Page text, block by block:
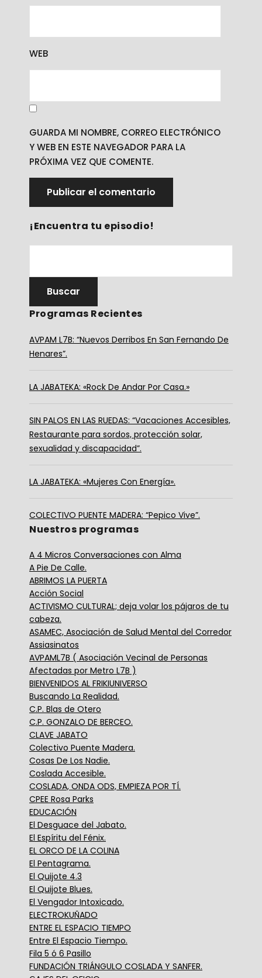
WEB
GUARDA MI NOMBRE, CORREO ELECTRÓNICO
Y WEB EN ESTE NAVEGADOR PARA LA
PRÓXIMA VEZ QUE COMENTE.
¡Encuentra tu episodio!
Programas Recientes
AVPAM L7B: “Nuevos Derribos En San Fernando De
Henares”.
LA JABATEKA: «Rock De Andar Por Casa.»
SIN PALOS EN LAS RUEDAS: “Vacaciones Accesibles,
Restaurante para sordos, protección solar,
sexualidad y discapacidad”.
LA JABATEKA: «Mujeres Con Energía».
COLECTIVO PUENTE MADERA: “Pepico Vive”.
Nuestros programas
A 4 Micros Conversaciones con Alma
A Pie De Calle.
ABRIMOS LA PUERTA
Acción Social
ACTIVISMO CULTURAL; deja volar los pájaros de tu
cabeza.
ASAMEC, Asociación de Salud Mental del Corredor
Assiasinatos
AVPAML7B ( Asociación Vecinal de Personas
Afectadas por Metro L7B )
BIENVENIDOS AL FRIKIUNIVERSO
Buscando La Realidad.
C.P. Blas de Otero
C.P. GONZALO DE BERCEO.
CLAVE JABATO
Colectivo Puente Madera.
Cosas De Los Nadie.
Coslada Accesible.
COSLADA, ONDA ODS, EMPIEZA POR TÍ.
CPEE Rosa Parks
EDUCACIÓN
El Desguace del Jabato.
El Espíritu del Fénix.
EL ORCO DE LA COLINA
El Pentagrama.
El Quijote 4.3
El Quijote Blues.
El Vengador Intoxicado.
ELECTROKUÑADO
ENTRE EL ESPACIO TIEMPO
Entre El Espacio Tiempo.
Fila 5 ó 6 Pasillo
FUNDACIÓN TRIÁNGULO COSLADA Y SANFER.